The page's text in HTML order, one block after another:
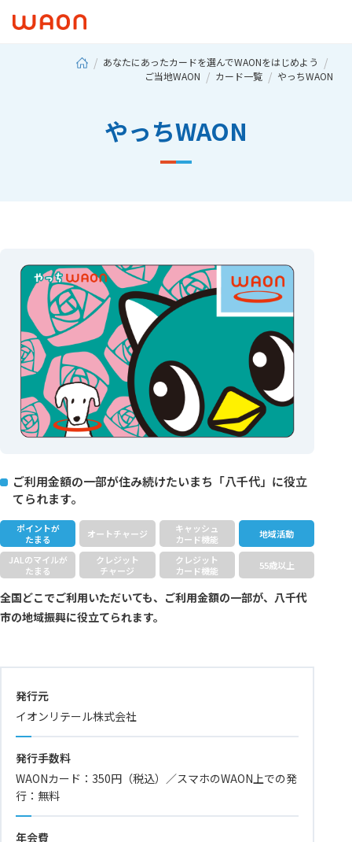
あなたにあったカードを選んでWAONをはじめよう
ご当地WAON
カード一覧 やっちWAON
やっちWAON
ご利用金額の一部が住み続けたいまち「八千代」に役立
てられます。
ポイントが
たまる
オートチャージ
キャッシュ
カード機能
地域活動
JALのマイルが
たまる
クレジット
チャージ
クレジット
カード機能
55歳以上
全国どこでご利用いただいても、ご利用金額の一部が、八千代
市の地域振興に役立てられます。
発行元
イオンリテール株式会社
発行手数料
WAONカード：350円（税込）／スマホのWAON上での発
行：無料
年会費